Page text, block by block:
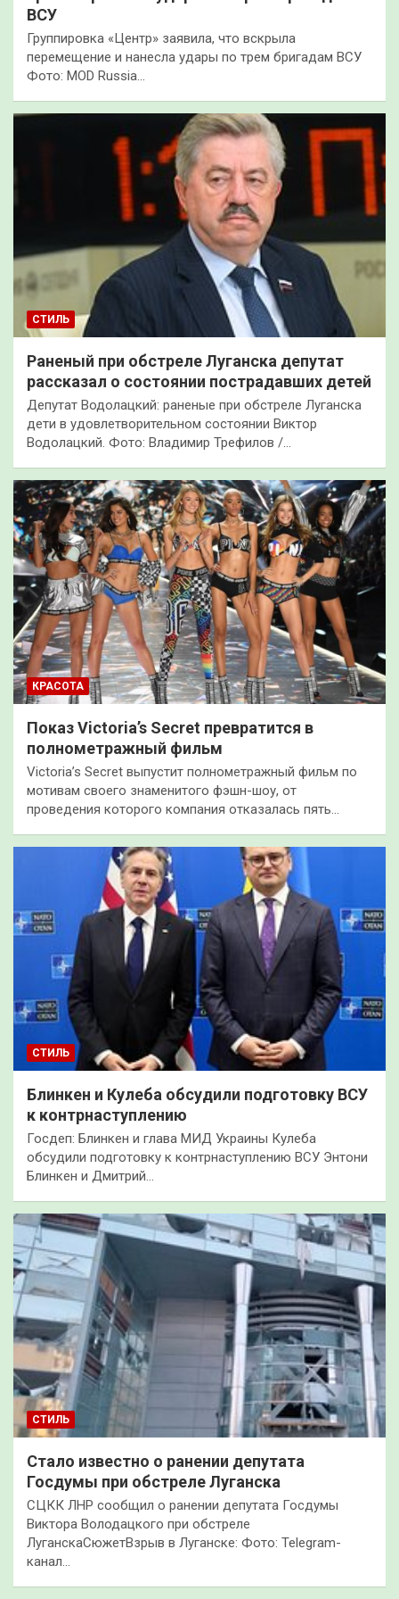
ВСУ
Группировка «Центр» заявила, что вскрыла
перемещение и нанесла удары по трем бригадам ВСУ
Фото: MOD Russia…
СТИЛЬ
Раненый при обстреле Луганска депутат
рассказал о состоянии пострадавших детей
Депутат Водолацкий: раненые при обстреле Луганска
дети в удовлетворительном состоянии Виктор
Водолацкий. Фото: Владимир Трефилов /…
КРАСОТА
Показ Victoria’s Secret превратится в
полнометражный фильм
Victoria’s Secret выпустит полнометражный фильм по
мотивам своего знаменитого фэшн-шоу, от
проведения которого компания отказалась пять…
СТИЛЬ
Блинкен и Кулеба обсудили подготовку ВСУ
к контрнаступлению
Госдеп: Блинкен и глава МИД Украины Кулеба
обсудили подготовку к контрнаступлению ВСУ Энтони
Блинкен и Дмитрий…
СТИЛЬ
Стало известно о ранении депутата
Госдумы при обстреле Луганска
СЦКК ЛНР сообщил о ранении депутата Госдумы
Виктора Володацкого при обстреле
ЛуганскаСюжетВзрыв в Луганске: Фото: Telegram-
канал…